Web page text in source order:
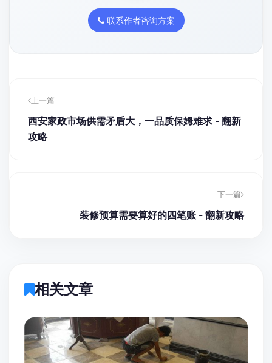
联系作者咨询方案
上一篇
西安家政市场供需矛盾大，一品质保姆难求 - 翻新
攻略
下一篇
装修预算需要算好的四笔账 - 翻新攻略
相关文章